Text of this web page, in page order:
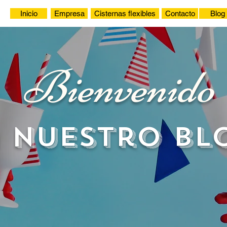
Inicio Empresa Cisternas flexibles Contacto Blog
Bienvenido
nuestro